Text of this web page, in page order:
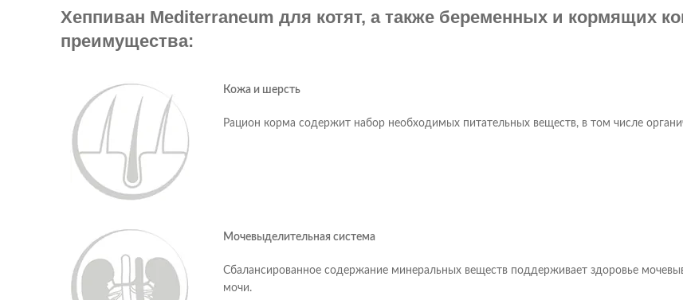
Хеппиван Mediterraneum для котят, а также беременных и кормящих
преимущества:
Кожа и шерсть
Рацион корма содержит набор необходимых питательных веществ, в том числе
Мочевыделительная система
Сбалансированное содержание минеральных веществ поддерживает здоровье
мочи.